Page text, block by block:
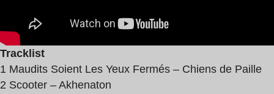
Tracklist
1 Maudits Soient Les Yeux Fermés – Chiens de Paille
2 Scooter – Akhenaton